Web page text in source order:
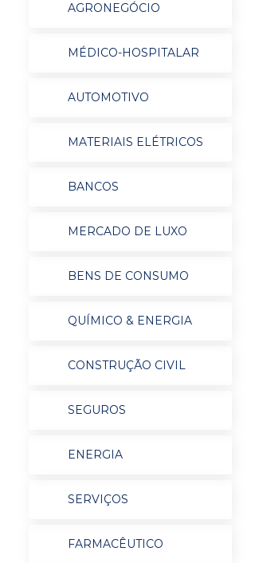
AGRONEGÓCIO
MÉDICO-HOSPITALAR
AUTOMOTIVO
MATERIAIS ELÉTRICOS
BANCOS
MERCADO DE LUXO
BENS DE CONSUMO
QUÍMICO & ENERGIA
CONSTRUÇÃO CIVIL
SEGUROS
ENERGIA
SERVIÇOS
FARMACÊUTICO